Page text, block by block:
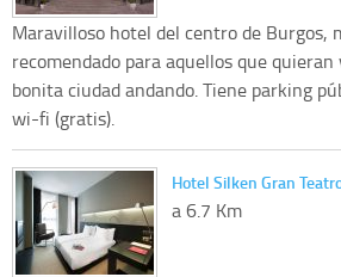
Maravilloso hotel del centro de Burgos,
recomendado para aquellos que
bonita ciudad andando. Tiene parking
wi-fi (gratis).
Hotel Silken Gran
a 6.7 Km